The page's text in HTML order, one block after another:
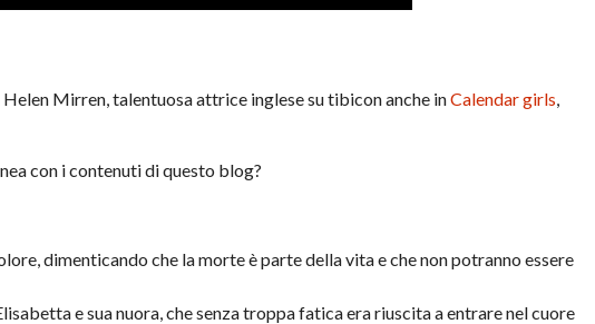
Mirren, talentuosa attrice inglese su tibicon anche inCalendar girls,
con i contenuti di questo blog?
dimenticando che la morte è parte della vita e che non potranno essere
e sua nuora, che senza troppa fatica era riuscita a entrare nel cuore